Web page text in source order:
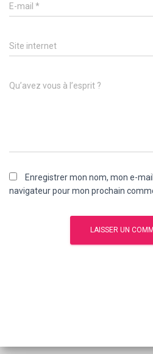
E-mail *
Site internet
Qu’avez vous à l’esprit ?
Enregistrer mon nom, mon e-
navigateur pour mon prochain